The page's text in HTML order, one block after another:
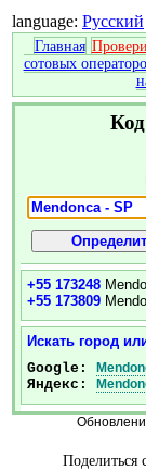
language: Русский
Главная
сотовых
+55 173248
+55 173809
Искать город
Google:
Яндекс:
Поделиться